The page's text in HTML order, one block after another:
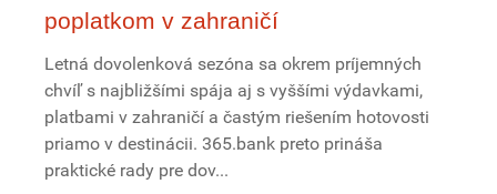
poplatkom v zahraničí
Letná dovolenková sezóna sa okrem príjemných
chvíľ s najbližšími spája aj s vyššími výdavkami,
platbami v zahraničí a častým riešením hotovosti
priamo v destinácii. 365.bank preto prináša
praktické rady pre dov...